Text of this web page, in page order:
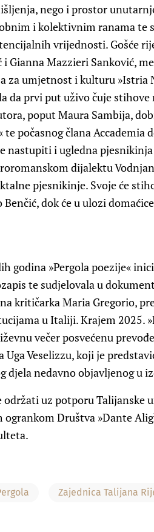
nego i prostor
i kolektivnim ranama
vrijednosti. Gošće
i Gianna Mazzieri Sanković,
za umjetnost i kulturu »Istria
da prvi put uživo čuje
poput Maura Sambija,
te počasnog člana Accademia
nastupiti i ugledna
dijalektu
pjesnikinje. Svoje će
Benčić, dok će u ulozi
godina »Pergola poezije«
te sudjelovala u
kritičarka Maria Gregorio,
u Italiji. Krajem 2025.
večer posvećenu
Uga Veselizzu, koji je
djela nedavno objavljenog u
održati uz potporu Talijanske
ogrankom Društva »Dante
Zajednica Talijana